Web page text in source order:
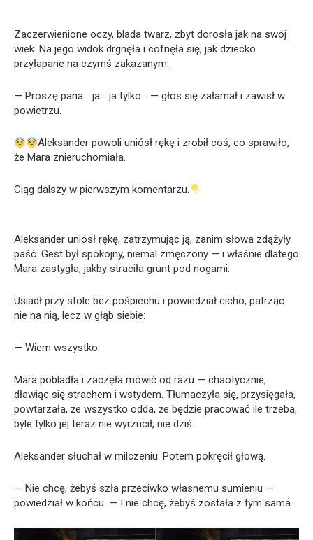
Zaczerwienione oczy, blada twarz, zbyt dorosła jak na swój
wiek. Na jego widok drgnęła i cofnęła się, jak dziecko
przyłapane na czymś zakazanym.
— Proszę pana… ja… ja tylko… — głos się załamał i zawisł w
powietrzu.
Aleksander powoli uniósł rękę i zrobił coś, co sprawiło,
że Mara znieruchomiała.
Ciąg dalszy w pierwszym komentarzu.
Aleksander uniósł rękę, zatrzymując ją, zanim słowa zdążyły
paść. Gest był spokojny, niemal zmęczony — i właśnie dlatego
Mara zastygła, jakby straciła grunt pod nogami.
Usiadł przy stole bez pośpiechu i powiedział cicho, patrząc
nie na nią, lecz w głąb siebie:
— Wiem wszystko.
Mara pobladła i zaczęła mówić od razu — chaotycznie,
dławiąc się strachem i wstydem. Tłumaczyła się, przysięgała,
powtarzała, że wszystko odda, że będzie pracować ile trzeba,
byle tylko jej teraz nie wyrzucił, nie dziś.
Aleksander słuchał w milczeniu. Potem pokręcił głową.
— Nie chcę, żebyś szła przeciwko własnemu sumieniu —
powiedział w końcu. — I nie chcę, żebyś została z tym sama.